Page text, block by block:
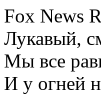
Fox News
Лукавый,
Мы все
И у огней